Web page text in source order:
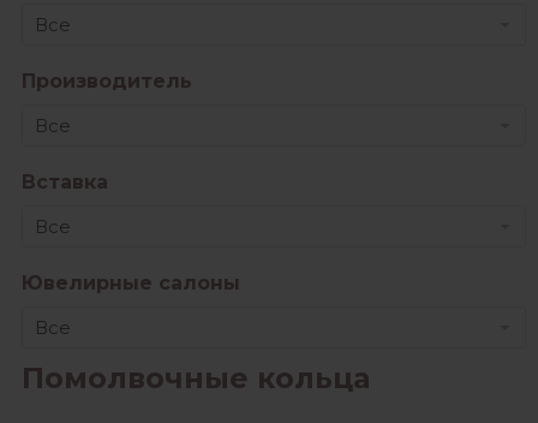
Все
Производитель
Все
Вставка
Все
Ювелирные салоны
Все
Помолвочные кольца